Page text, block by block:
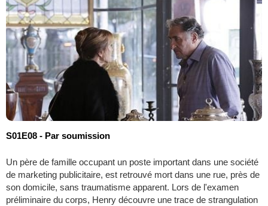
S01E08 - Par soumission
Un père de famille occupant un poste important dans une société
de marketing publicitaire, est retrouvé mort dans une rue, près de
son domicile, sans traumatisme apparent. Lors de l'examen
préliminaire du corps, Henry découvre une trace de strangulation